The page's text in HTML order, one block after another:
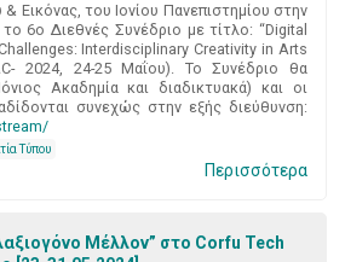
Εικόνας, του Ιονίου Πανεπιστημίου στην
6ο Διεθνές Συνέδριο με τίτλο: “Digital
Interdisciplinary Creativity in Arts
2024, 24-25 Μαΐου). Το Συνέδριο θα
Ακαδημία και διαδικτυακά) και οι
συνεχώς στην εξής διεύθυνση:
Τύπου
Περισσότερα
Μέλλον” στο Corfu Tech